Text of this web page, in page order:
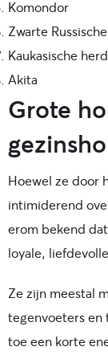
Komondor
Zwarte
Kaukasische
Akita
Grote
Hoewel ze door
intimiderend
erom bekend
loyale,
Ze zijn meestal
tegenvoeters en
toe een korte